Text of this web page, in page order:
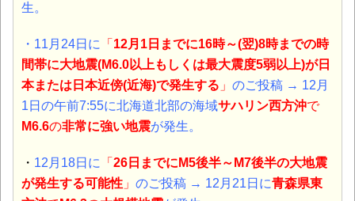
生。
・11月24日に 「 12月1日までに16時～(翌)8時までの時
間帯に大地震(M6.0以上もしくは最大震度5弱以上)が日
本または日本近傍(近海)で発生する 」 のご投稿 → 12月
1日の午前7:55に北海道北部の海域サハリン西方沖で
M6.6の非常に強い地震が発生。
・ 12月18日に 「 26日までにM5後半～M7後半の大地震
が発生する可能性 」 のご投稿 → 12月21日に青森県東